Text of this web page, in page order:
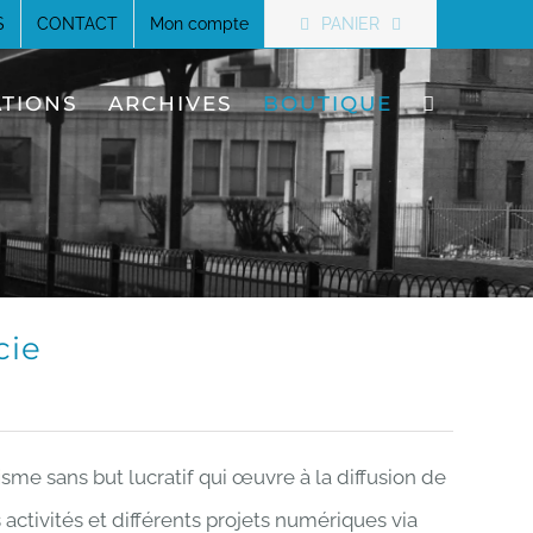
CONTACT Mon compte PANIER
ARCHIVES BOUTIQUE
sans but lucratif qui œuvre à la diffusion de
et différents projets numériques via